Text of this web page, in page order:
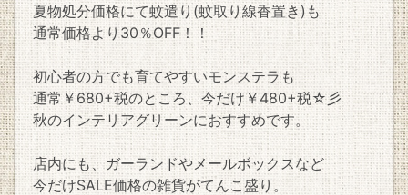
夏物処分価格にて蚊遣り(蚊取り線香置き)も
通常価格より30％OFF！！
初心者の方でも育てやすいモンステラも
通常￥680+税のところ、今だけ￥480+税☆彡
秋のインテリアグリーンにおすすめです。
店内にも、ガーランドやメールボックスなど
今だけSALE価格の雑貨がてんこ盛り。